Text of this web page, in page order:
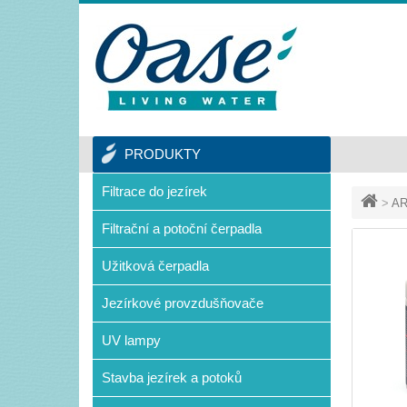
>
PRODUKTY
Filtrace do jezírek
Filtrační a potoční čerpadla
Užitková čerpadla
Jezírkové provzdušňovače
UV lampy
Stavba jezírek a potoků